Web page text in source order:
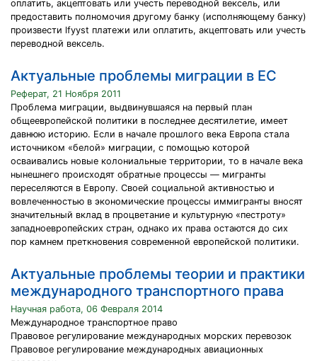
оплатить, акцептовать или учесть переводной вексель, или
предоставить полномочия другому банку (исполняющему банку)
произвести lfyyst платежи или оплатить, акцептовать или учесть
переводной вексель.
Актуальные проблемы миграции в ЕС
Реферат, 21 Ноября 2011
Проблема миграции, выдвинувшаяся на первый план
общеевропейской политики в последнее десятилетие, имеет
давнюю историю. Если в начале прошлого века Европа стала
источником «белой» миграции, с помощью которой
осваивались новые колониальные территории, то в начале века
нынешнего происходят обратные процессы — мигранты
переселяются в Европу. Своей социальной активностью и
вовлеченностью в экономические процессы иммигранты вносят
значительный вклад в процветание и культурную «пестроту»
западноевропейских стран, однако их права остаются до сих
пор камнем преткновения современной европейской политики.
Актуальные проблемы теории и практики
международного транспортного права
Научная работа, 06 Февраля 2014
Международное транспортное право
Правовое регулирование международных морских перевозок
Правовое регулирование международных авиационных